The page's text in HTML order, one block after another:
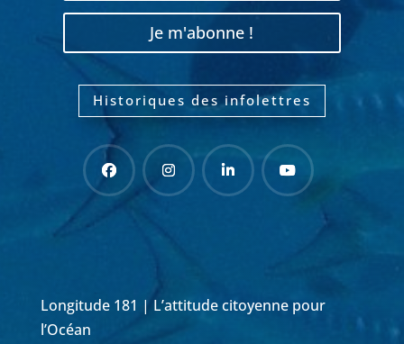
Je m'abonne !
Historiques des infolettres
Longitude 181 | L’attitude citoyenne pour
l’Océan